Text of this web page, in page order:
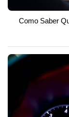
Como Saber